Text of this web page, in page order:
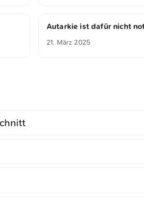
Autarkie ist dafür nicht
21. März 2025